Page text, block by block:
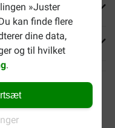
»Juster
kan finde flere
dine data,
og til hvilket
.